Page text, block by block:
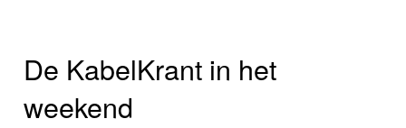
De KabelKrant in het
weekend